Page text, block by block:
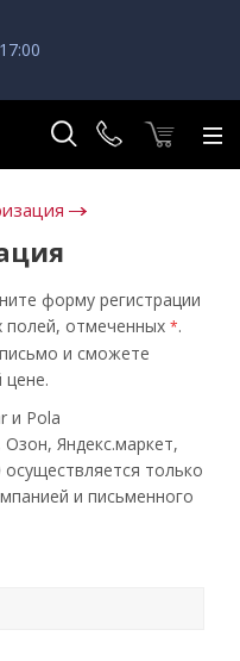
форму регистрации
полей, отмеченных *.
и сможете
и Pola
Яндекс.маркет,
осуществляется только
и письменного